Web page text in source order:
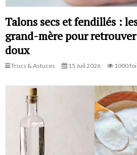
Talons secs et fendillés :
grand-mère pour
doux
Trucs & Astuces 15 Juil 2026 1000